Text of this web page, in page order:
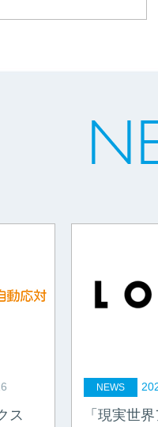
ス
NEWS
「現実世